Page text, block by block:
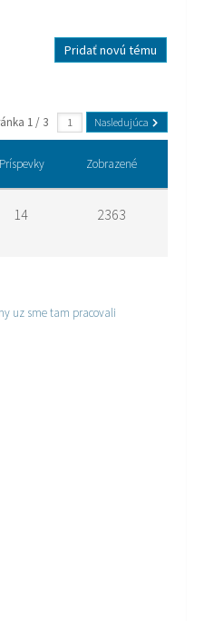
Pridať novú tému
1 / 3 Nasledujúca
Zobrazené
Príspevky
2363
14
uz sme tam pracovali